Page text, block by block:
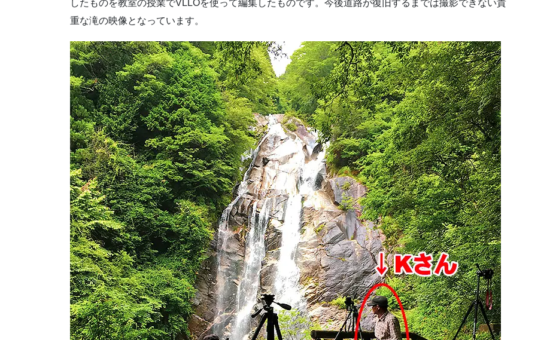
したものを教室の授業でVLLOを使って編集したものです。今後道路が復旧するまでは撮影できない貴
重な滝の映像となっています。